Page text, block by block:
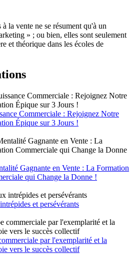
la vente ne se résument qu'à un
» ; ou bien, elles sont seulement
et théorique dans les écoles de
Commerciale : Rejoignez Notre
Épique sur 3 Jours !
Gagnante en Vente : La Formation
qui Change la Donne !
et persévérants
par l'exemplarité et la
vers le succès collectif